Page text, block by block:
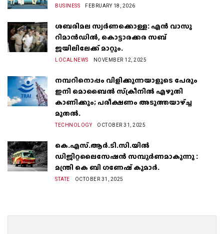
BUSINESS FEBRUARY 18, 2026
ശബരിമല സ്വർണക്കൊള്ള: എൻ വാസു
റിമാൻഡിൽ, കൊട്ടാരക്കര സബ്
ജയിലിലേക്ക് മാറ്റും.
LOCALNEWS NOVEMBER 12, 2025
നമ്പറിനൊപ്പം വിളിക്കുന്നയാളുടെ പേരും
ഇനി മൊബൈൽ സ്‌ക്രീനില്‍ എഴുതി
കാണിക്കും; പരീക്ഷണം അടുത്തയാഴ്‌ച്ച
മുതല്‍.
TECHNOLOGY OCTOBER 31, 2025
കെ.എസ്.ആർ.ടി.സി.യിൽ
ഡിജിറ്റലൈസേഷൻ സമ്പൂർണമാകുന്നു :
മന്ത്രി കെ ബി ഗണേഷ് കുമാർ.
STATE OCTOBER 31, 2025